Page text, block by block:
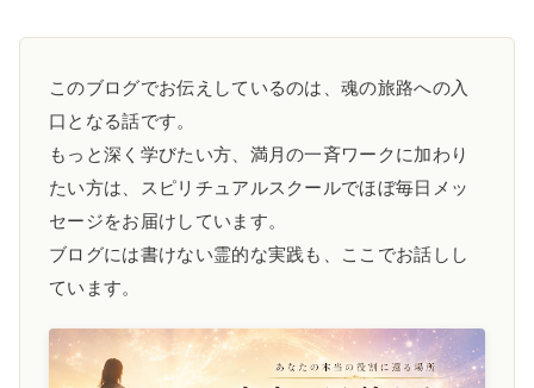
このブログでお伝えしているのは、魂の旅路への入
口となる話です。
もっと深く学びたい方、満月の一斉ワークに加わり
たい方は、スピリチュアルスクールでほぼ毎日メッ
セージをお届けしています。
ブログには書けない霊的な実践も、ここでお話しし
ています。